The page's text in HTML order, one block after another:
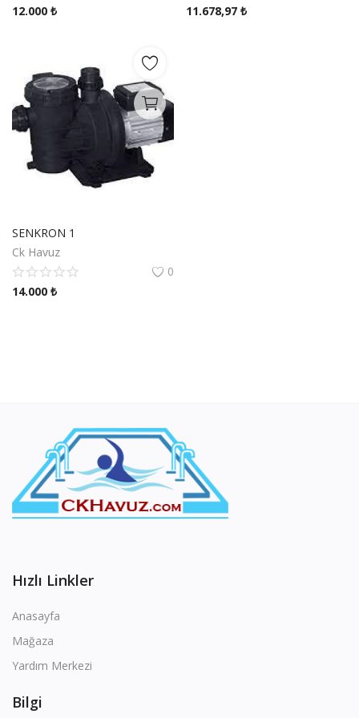
12.000 ₺
11.678,97 ₺
SENKRON 1
Ck Havuz
0
14.000 ₺
Hızlı Linkler
Anasayfa
Mağaza
Yardım Merkezi
Bilgi